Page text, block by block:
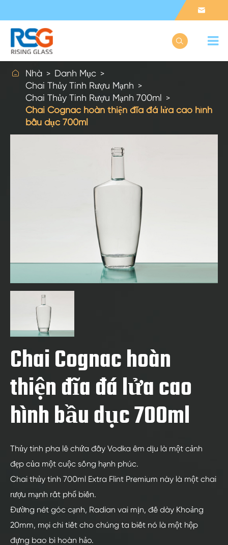


 Nhà
Danh Mục
Chai Thủy Tinh Rượu Mạnh
Chai Thủy Tinh Rượu Mạnh 700ml
Chai Cognac hoàn thiện đĩa đá lửa cao hình
bầu dục 700ml
Chai Cognac hoàn
thiện đĩa đá lửa cao
hình bầu dục 700ml
Thủy tinh pha lê chứa đầy Vodka êm dịu là một cảnh
đẹp của một cuộc sống hạnh phúc.
Chai thủy tinh 700ml Extra Flint Premium này là một chai
rượu mạnh rất phổ biến.
Đường nét góc cạnh, Radian vai mịn, đế dày Khoảng
20mm, mọi chi tiết cho chúng ta biết nó là một hộp
đựng bao bì hoàn hảo.